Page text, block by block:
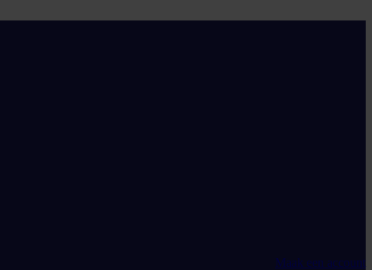
Maak een account